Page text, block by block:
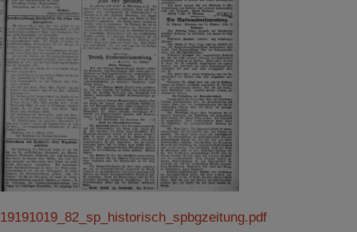
19191019_82_sp_historisch_spbgzeitung.pdf